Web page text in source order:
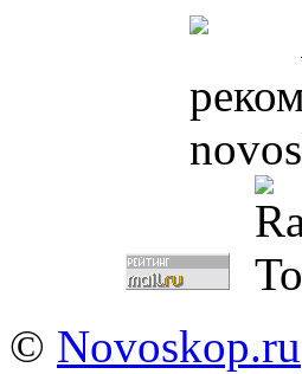
© Novoskop.ru